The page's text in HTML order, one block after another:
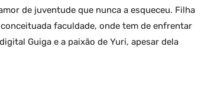
de juventude que nunca a esqueceu. Filha
faculdade, onde tem de enfrentar
Guiga e a paixão de Yuri, apesar dela